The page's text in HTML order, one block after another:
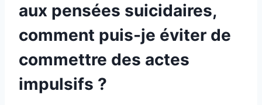
aux pensées suicidaires,
comment puis-je éviter de
commettre des actes
impulsifs ?